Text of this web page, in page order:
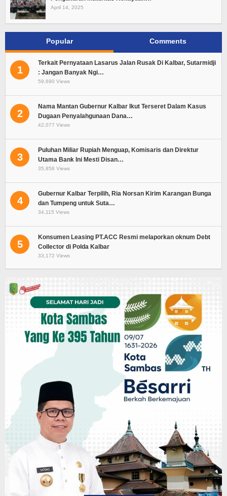
April 14, 2025
Popular Comments
1
Terkait Pernyataan Lasarus Jalan Rusak Di Kalbar, Sutarmidji
: Jangan Banyak Ngi…
59,690 Views
2
Nama Mantan Gubernur Kalbar Ikut Terseret Dalam Kasus
Dugaan Penyalahgunaan Dana…
42,077 Views
3
Puluhan Miliar Rupiah Menguap, Komisaris dan Direktur
Utama Bank Ini Mesti Disan…
35,858 Views
4
Gubernur Kalbar Terpilih, Ria Norsan Kirim Karangan Bunga
dan Tumpeng untuk Suta…
34,115 Views
5
Konsumen Leasing PT.ACC Resmi melaporkan oknum Debt
Collector di Polda Kalbar
33,172 Views